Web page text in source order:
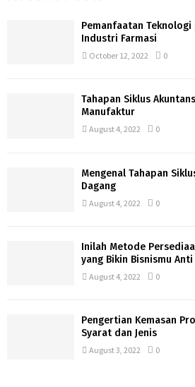
Pemanfaatan Teknologi
Industri Farmasi
October 12, 2022 0
Tahapan Siklus
Manufaktur
August 4, 2022 0
Mengenal Tahapan
Dagang
August 4, 2022 0
Inilah Metode
yang Bikin Bisnismu
August 4, 2022 0
Pengertian Kemasan
Syarat dan Jenis
August 3, 2022 0